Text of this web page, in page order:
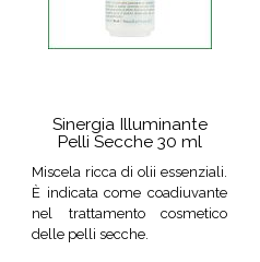
Sinergia Illuminante
Pelli Secche 30 ml
Miscela ricca di olii essenziali.
È indicata come coadiuvante
nel trattamento cosmetico
delle pelli secche.